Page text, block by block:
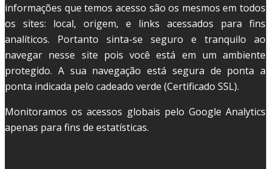
informações que temos acesso são os mesmos em todos
os sites: local, origem, e links acessados para fins
analíticos. Portanto sinta-se seguro e tranquilo ao
navegar nesse site pois você está em um ambiente
protegido. A sua navegação está segura de ponta a
ponta indicada pelo cadeado verde (Certificado SSL).
Monitoramos os acessos globais pelo Google Analytics
apenas para fins de estatísticas.